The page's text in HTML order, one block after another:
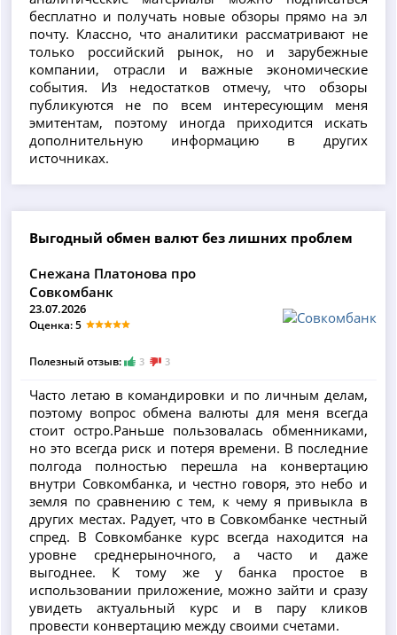
бесплатно и получать новые обзоры прямо на эл
почту. Классно, что аналитики рассматривают не
только российский рынок, но и зарубежные
компании, отрасли и важные экономические
события. Из недостатков отмечу, что обзоры
публикуются не по всем интересующим меня
эмитентам, поэтому иногда приходится искать
дополнительную информацию в других
источниках.
Выгодный обмен валют без лишних проблем
Снежана Платонова про
Совкомбанк
23.07.2026
Оценка: 5
Полезный отзыв: 3 3
Часто летаю в командировки и по личным делам,
поэтому вопрос обмена валюты для меня всегда
стоит остро.Раньше пользовалась обменниками,
но это всегда риск и потеря времени. В последние
полгода полностью перешла на конвертацию
внутри Совкомбанка, и честно говоря, это небо и
земля по сравнению с тем, к чему я привыкла в
других местах. Радует, что в Совкомбанке честный
спред. В Совкомбанке курс всегда находится на
уровне среднерыночного, а часто и даже
выгоднее. К тому же у банка простое в
использовании приложение, можно зайти и сразу
увидеть актуальный курс и в пару кликов
провести конвертацию между своими счетами.